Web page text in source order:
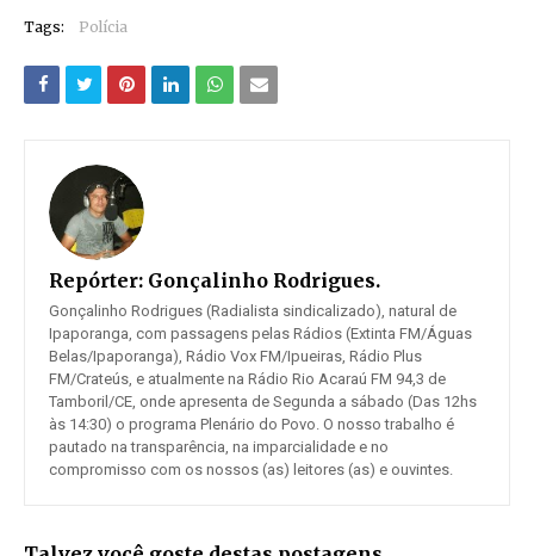
Tags: Polícia
Repórter: Gonçalinho Rodrigues.
Gonçalinho Rodrigues (Radialista sindicalizado), natural de
Ipaporanga, com passagens pelas Rádios (Extinta FM/Águas
Belas/Ipaporanga), Rádio Vox FM/Ipueiras, Rádio Plus
FM/Crateús, e atualmente na Rádio Rio Acaraú FM 94,3 de
Tamboril/CE, onde apresenta de Segunda a sábado (Das 12hs
às 14:30) o programa Plenário do Povo. O nosso trabalho é
pautado na transparência, na imparcialidade e no
compromisso com os nossos (as) leitores (as) e ouvintes.